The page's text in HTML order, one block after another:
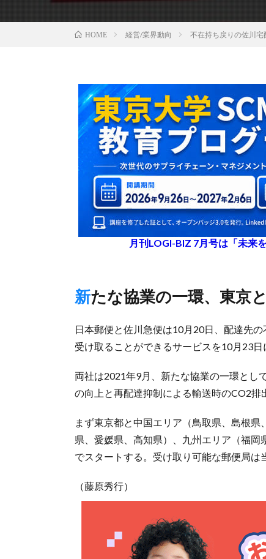
HOME 経営/業界動向 不在持ち戻りの佐川
月刊LOGI-BIZ 7月号は「未来
新たな協業の一環、東
日本郵便と佐川急便は10月20日、配達先
受け取ることができるサービスを10月23日
両社は2021年9月、新たな協業の一環とし
の向上と再配達抑制による輸送時のCO2排
まず東京都と中国エリア（鳥取県、島根
県、愛媛県、高知県）、九州エリア（福岡
でスタートする。受け取り可能な郵便局は
（藤原秀行）